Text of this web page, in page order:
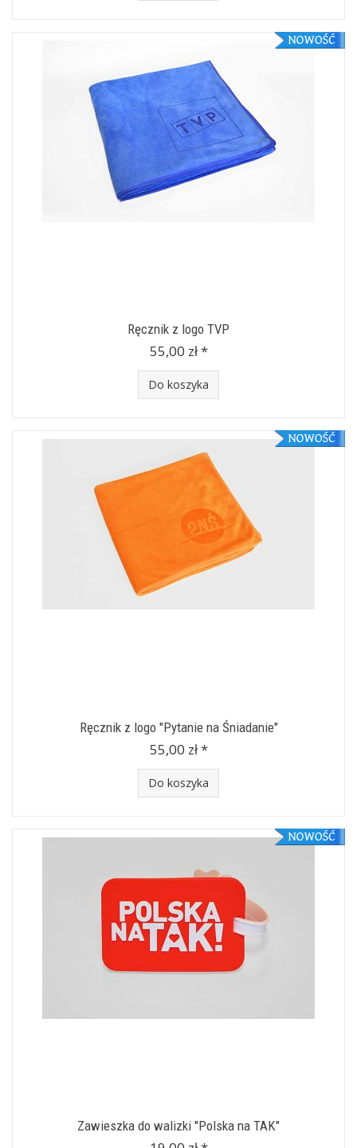
Ręcznik z logo TVP
55,00 zł *
Do koszyka
Ręcznik z logo "Pytanie na Śniadanie"
55,00 zł *
Do koszyka
Zawieszka do walizki "Polska na TAK"